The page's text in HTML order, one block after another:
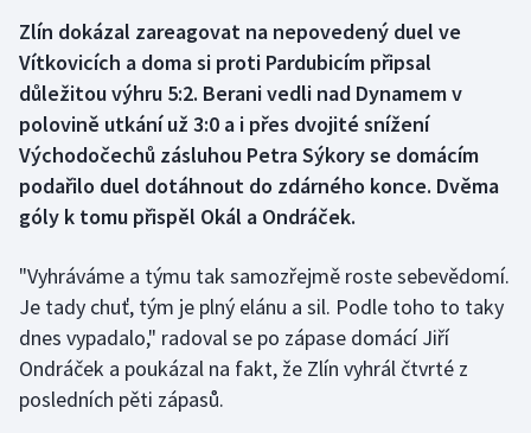
Box
Curling
Dostihy
Florbal
Futsal
Golf
Gymnastika
Zlín dokázal zareagovat na nepovedený duel ve
Vítkovicích a doma si proti Pardubicím připsal
důležitou výhru 5:2. Berani vedli nad Dynamem v
polovině utkání už 3:0 a i přes dvojité snížení
Východočechů zásluhou Petra Sýkory se domácím
podařilo duel dotáhnout do zdárného konce. Dvěma
góly k tomu přispěl Okál a Ondráček.
"Vyhráváme a týmu tak samozřejmě roste sebevědomí.
Je tady chuť, tým je plný elánu a sil. Podle toho to taky
dnes vypadalo," radoval se po zápase domácí Jiří
Ondráček a poukázal na fakt, že Zlín vyhrál čtvrté z
posledních pěti zápasů.